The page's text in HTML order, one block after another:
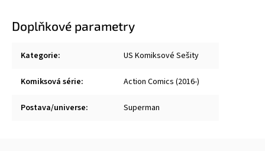
Doplňkové parametry
Kategorie: US Komiksové Sešity
Komiksová série: Action Comics (2016-)
Postava/universe: Superman